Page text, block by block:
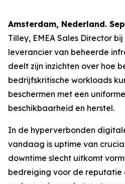
Amsterdam, Nederland.
Tilley, EMEA Sales Director bij
leverancier van beheerde
deelt zijn inzichten over hoe
bedrijfskritische workloads
beschermen met een
beschikbaarheid en herstel.
In de hyperverbonden
vandaag is uptime van
downtime slecht uitkomt
bedreiging voor de reputatie